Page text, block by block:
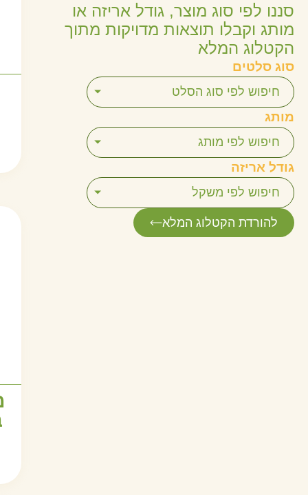
סננו לפי סוג מוצר, גודל אריזה או
מותג וקבלו תוצאות מדויקות מתוך
הקטלוג המלא
סוג סלטים
חיפוש לפי סוג הסלט
מותג
חיפוש לפי מותג
גודל אריזה
חיפוש לפי משקל
להורדת הקטלוג המלא